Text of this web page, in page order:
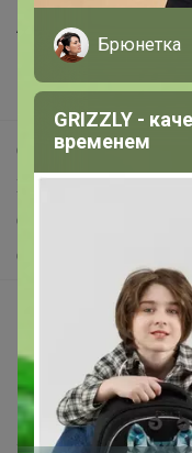
Анонсы
Новости
Поддержка альпак
Самое выгодное
Хиты продаж
Самое желанное
Самое быстрое
Начать зарабатывать
Picabox.ru - Лучшее
Розыгрыш -
Пульс нашего
Брюнетка
GRIZZLY -
временем